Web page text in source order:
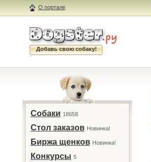
О портале
Добавь свою собаку!
Собаки 18658
Стол заказов Новинка!
Биржа щенков Новинка!
Конкурсы 5